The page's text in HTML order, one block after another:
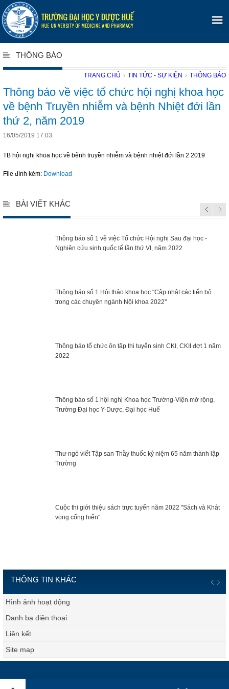
THÔNG BÁO
TRANG CHỦ › TIN TỨC - SỰ KIỆN › THÔNG BÁO
Thông báo về việc tổ chức hội nghị khoa học
về bệnh Truyền nhiễm và bệnh Nhiệt đới lần
thứ 2, năm 2019
16/05/2019 17:03
TB hội nghị khoa học về bệnh truyền nhiễm và bệnh nhiệt đới lần 2 2019
File đính kèm: Download
BÀI VIẾT KHÁC
Thông báo số 1 về việc Tổ chức Hội nghị Sau đại học -
Nghiên cứu sinh quốc tế lần thứ VI, năm 2022
Thông báo số 1 Hội thảo khoa học "Cập nhật các tiến bộ
trong các chuyên ngành Nội khoa 2022"
Thông báo tổ chức ôn tập thi tuyển sinh CKI, CKII đợt 1 năm
2022
Thông báo số 1 hội nghị Khoa học Trường-Viện mở rộng,
Trường Đại học Y-Dược, Đại học Huế
Thư ngỏ viết Tập san Thầy thuốc kỷ niệm 65 năm thành lập
Trường
Cuộc thi giới thiệu sách trực tuyến năm 2022 "Sách và Khát
vọng cống hiến"
THÔNG TIN KHÁC
Hình ảnh hoạt động
Danh bạ điện thoại
Liên kết
Site map